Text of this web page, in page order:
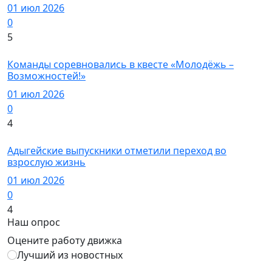
01 июл 2026
0
5
Команды соревновались в квесте «Молодёжь –
Возможностей!»
01 июл 2026
0
4
Адыгейские выпускники отметили переход во
взрослую жизнь
01 июл 2026
0
4
Наш опрос
Оцените работу движка
Лучший из новостных